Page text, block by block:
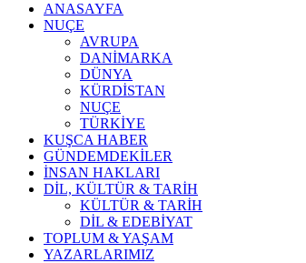
ANASAYFA
NUÇE
AVRUPA
DANİMARKA
DÜNYA
KÜRDİSTAN
NUÇE
TÜRKİYE
KUŞCA HABER
GÜNDEMDEKİLER
İNSAN HAKLARI
DİL, KÜLTÜR & TARİH
KÜLTÜR & TARİH
DİL & EDEBİYAT
TOPLUM & YAŞAM
YAZARLARIMIZ